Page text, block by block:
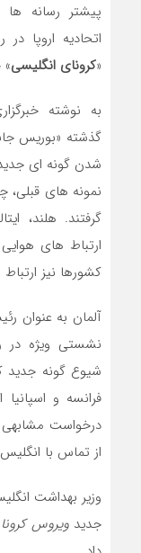
اتحادیه اروپا
«کرونای انگلیسی»
به نوشته
گذشته «بوریس
شدن گونه ای
نمونه های قبلی،
گرفتند. هلند،
ارتباط های
کشورها نیز
آلمان به عنوان
نشستی ویژه در
شیوع گونه
فرانسه و
درخواست مشابهی
از تماس با
وزیر بهداشت
جدیدویروس کرونا